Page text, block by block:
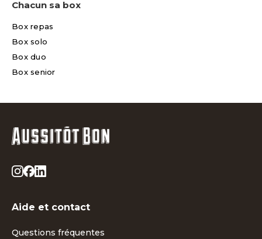
Chacun sa box
Box repas
Box solo
Box duo
Box senior
Aide et contact
Questions fréquentes